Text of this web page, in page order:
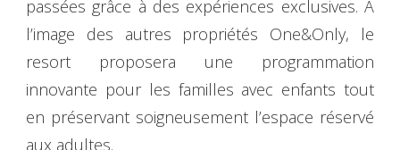
passées grâce à des expériences exclusives. A
l’image des autres propriétés One&Only, le
resort proposera une programmation
innovante pour les familles avec enfants tout
en préservant soigneusement l’espace réservé
aux adultes.